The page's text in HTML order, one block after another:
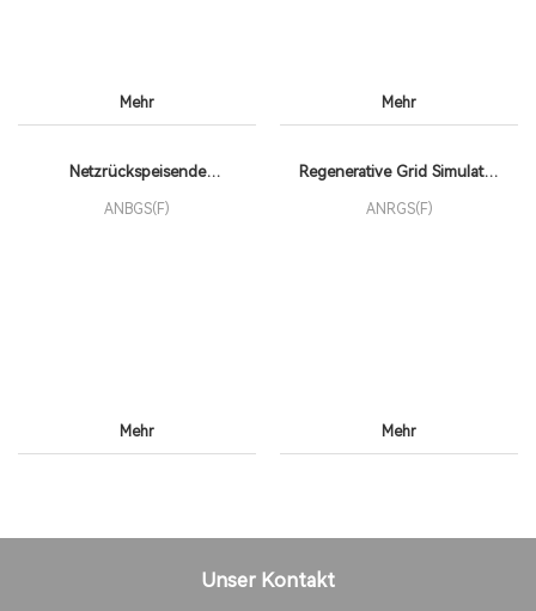
Mehr Mehr
Netzrückspeisende
ANBGS(F)
ANBGS(F)
Mehr
Regenerative Grid Simulator
ANRGS(F)
Mehr
Unser Kontakt